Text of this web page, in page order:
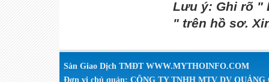
Lưu ý: Ghi rõ "
" trên hồ sơ.
Sàn Giao Dịch TMĐT WWW.MYTHOINFO.COM
Đơn vị chủ quản: CÔNG TY TNHH MTV DV QUẢNG